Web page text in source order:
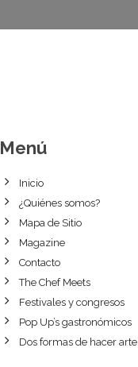
Menú
Inicio
¿Quiénes somos?
Mapa de Sitio
Magazine
Contacto
The Chef Meets
Festivales y congresos
Pop Up’s gastronómicos
Dos formas de hacer arte